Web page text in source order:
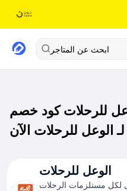
ابحث عن المتاجر
للرحلات كود خصم
الوعل للرحلات
لكل مستلزمات الرحلات